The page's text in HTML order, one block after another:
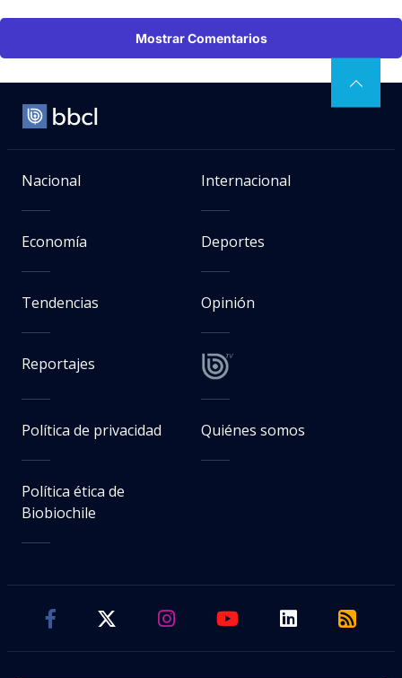
Mostrar Comentarios
Nacional Internacional
Economía Deportes
Tendencias Opinión
Reportajes
Política de privacidad Quiénes somos
Política ética de
Biobiochile